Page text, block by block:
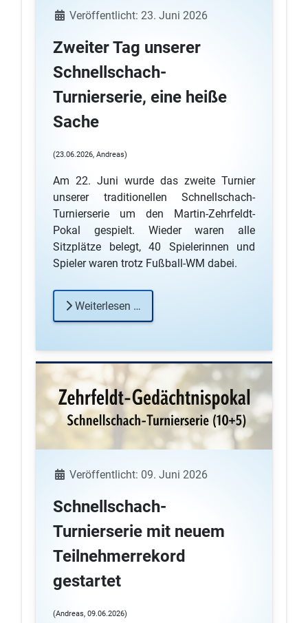
DetailsVeröffentlicht: 23. Juni 2026
Zweiter Tag unserer
Schnellschach-
Turnierserie, eine heiße
Sache
(23.06.2026, Andreas)
Am 22. Juni wurde das zweite Turnier
unserer traditionellen Schnellschach-
Turnierserie um den Martin-Zehrfeldt-
Pokal gespielt. Wieder waren alle
Sitzplätze belegt, 40 Spielerinnen und
Spieler waren trotz Fußball-WM dabei.
Weiterlesen …
DetailsVeröffentlicht: 09. Juni 2026
Schnellschach-
Turnierserie mit neuem
Teilnehmerrekord
gestartet
(Andreas, 09.06.2026)